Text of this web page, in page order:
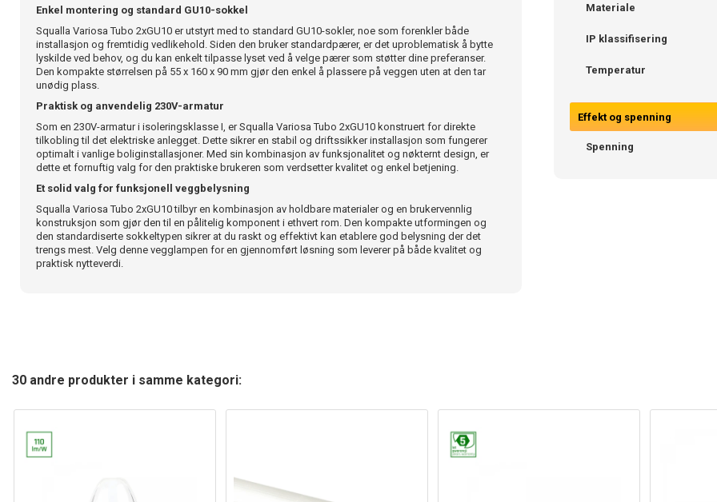
Enkel montering og standard GU10-sokkel
Squalla Variosa Tubo 2xGU10 er utstyrt med to standard GU10-sokler, noe som forenkler både
installasjon og fremtidig vedlikehold. Siden den bruker standardpærer, er det uproblematisk å bytte
lyskilde ved behov, og du kan enkelt tilpasse lyset ved å velge pærer som støtter dine preferanser.
Den kompakte størrelsen på 55 x 160 x 90 mm gjør den enkel å plassere på veggen uten at den tar
unødig plass.
Praktisk og anvendelig 230V-armatur
Som en 230V-armatur i isoleringsklasse I, er Squalla Variosa Tubo 2xGU10 konstruert for direkte
tilkobling til det elektriske anlegget. Dette sikrer en stabil og driftssikker installasjon som fungerer
optimalt i vanlige boliginstallasjoner. Med sin kombinasjon av funksjonalitet og nøkternt design, er
dette et fornuftig valg for den praktiske brukeren som verdsetter kvalitet og enkel betjening.
Et solid valg for funksjonell veggbelysning
Squalla Variosa Tubo 2xGU10 tilbyr en kombinasjon av holdbare materialer og en brukervennlig
konstruksjon som gjør den til en pålitelig komponent i ethvert rom. Den kompakte utformingen og
den standardiserte sokkeltypen sikrer at du raskt og effektivt kan etablere god belysning der det
trengs mest. Velg denne vegglampen for en gjennomført løsning som leverer på både kvalitet og
praktisk nytteverdi.
Materiale
IP klassifisering
Temperatur
Effekt og spenning
Spenning
30 andre produkter i samme kategori: